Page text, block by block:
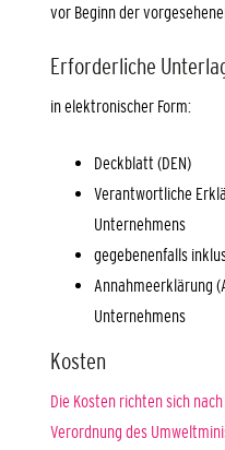
vor Beginn der
Erforderliche
in elektronischer Form:
Deckblatt (DEN)
Verantwortliche
Unternehmens
gegebenenfalls
Annahmeerklärung
Unternehmens
Kosten
Die Kosten richten sich
Verordnung des